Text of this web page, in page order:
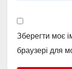
Зберегти моє
браузері для